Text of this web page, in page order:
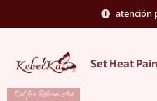
atención
Set Heat
Oil for Reborn Art